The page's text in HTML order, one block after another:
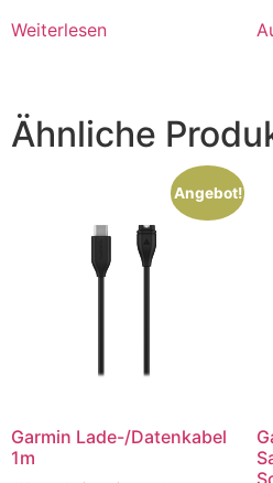
Weiterlesen
Ähnliche
Angebot!
Garmin Lade-/Datenkabel
1m